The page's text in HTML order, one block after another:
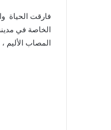
فارقت الحياة
الخاصة في
المصاب الأليم ،